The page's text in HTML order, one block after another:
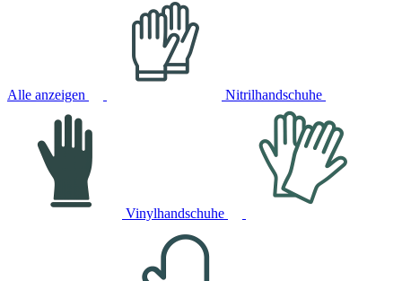
Alle anzeigen Nitrilhandschuhe
Vinylhandschuhe